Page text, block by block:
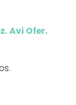
Avi Ofer.